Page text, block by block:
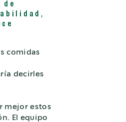
de
comidas
decirles
mejor estos
El equipo